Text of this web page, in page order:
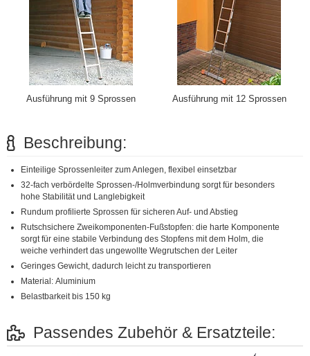
Ausführung mit 9 Sprossen Ausführung mit 12 Sprossen
Beschreibung:
Einteilige Sprossenleiter zum Anlegen, flexibel einsetzbar
32-fach verbördelte Sprossen-/Holmverbindung sorgt für besonders
hohe Stabilität und Langlebigkeit
Rundum profilierte Sprossen für sicheren Auf- und Abstieg
Rutschsichere Zweikomponenten-Fußstopfen: die harte Komponente
sorgt für eine stabile Verbindung des Stopfens mit dem Holm, die
weiche verhindert das ungewollte Wegrutschen der Leiter
Geringes Gewicht, dadurch leicht zu transportieren
Material: Aluminium
Belastbarkeit bis 150 kg
Passendes Zubehör & Ersatzteile: